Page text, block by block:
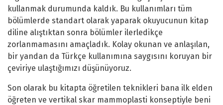
kullanmak durumunda kaldık. Bu kullanımları tüm
bölümlerde standart olarak yaparak okuyucunun kitap
diline alıştıktan sonra bölümler ilerledikçe
zorlanmamasını amaçladık. Kolay okunan ve anlaşılan,
bir yandan da Türkçe kullanımına saygısını koruyan bir
çeviriye ulaştığımızı düşünüyoruz.
Son olarak bu kitapta öğretilen teknikleri bana ilk elden
öğreten ve vertikal skar mammoplasti konseptiyle beni